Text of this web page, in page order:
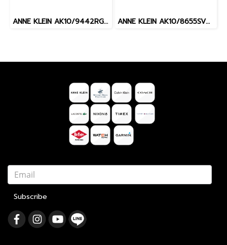
ANNE KLEIN AK10/9442RGLP นาฬิกาข้อมือผู้หญิง ANNE KLEIN AK10/8655SVTT นาฬิกาข้อมือผู้หญิง
Subscribe